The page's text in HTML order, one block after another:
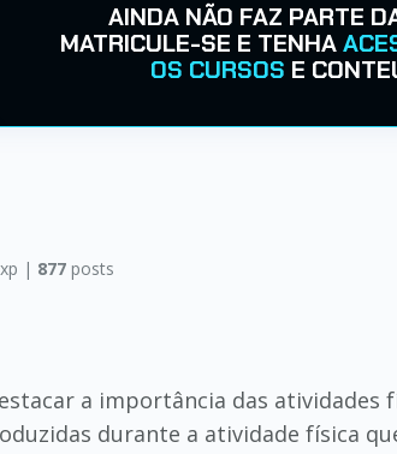
AINDA NÃO FAZ PARTE
MATRICULE-SE E TENHA
OS CURSOS E
xp | 877posts
a importância das atividades
durante a atividade física